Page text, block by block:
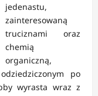
jedenastu,
zainteresowaną
truciznami oraz
chemią
organiczną,
po
wyrasta wraz z